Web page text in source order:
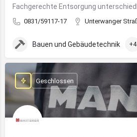
0831/59117-17 Unterwanger
Bauen und Gebäudetechnik +4
Geschlossen